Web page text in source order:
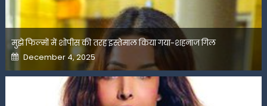
मुझे फिल्मों में शोपीस की तरह इस्तेमाल किया गया-शहनाज गिल
Posted
on
December 4, 2025